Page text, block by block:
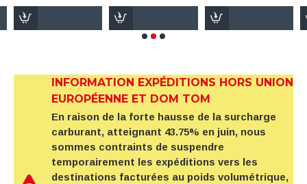
INFORMATION EXPÉDITIONS HORS UNION
EUROPÉENNE ET DOM TOM
En raison de la forte hausse de la surcharge
carburant, atteignant 43.75% en juin, nous
sommes contraints de suspendre
temporairement les expéditions vers les
destinations facturées au poids volumétrique,